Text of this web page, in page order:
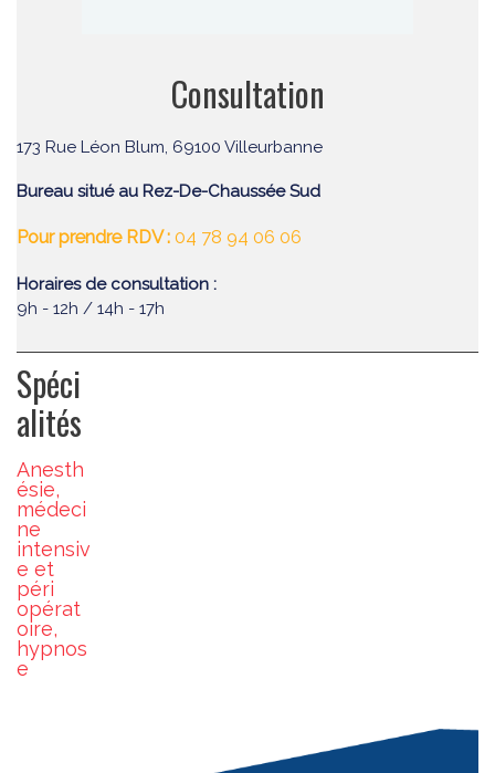
Consultation
173 Rue Léon Blum, 69100 Villeurbanne
Bureau situé au Rez-De-Chaussée Sud
Pour prendre RDV : 04 78 94 06 06
Horaires de consultation :
9h - 12h / 14h - 17h
Spéci
alités
Anesth
ésie,
médeci
ne
intensiv
e et
péri
opérat
oire,
hypnos
e